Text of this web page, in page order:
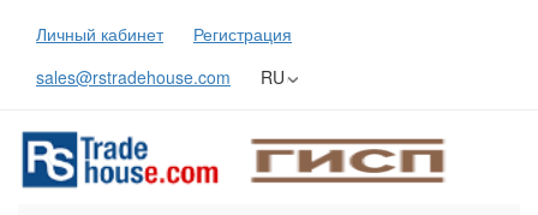
Личный кабинет
Регистрация
sales@rstradehouse.com
RU